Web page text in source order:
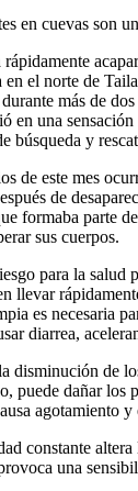
en cuevas son
en el norte de
más de
en una
búsqueda y
de este mes
de
formaba parte
sus cuerpos.
para la salud
llevar
es necesaria
diarrea,
disminución de
puede dañar los
agotamiento
constante
una